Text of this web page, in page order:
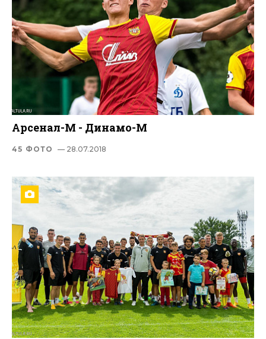
Арсенал-М - Динамо-М
45 ФОТО — 28.07.2018